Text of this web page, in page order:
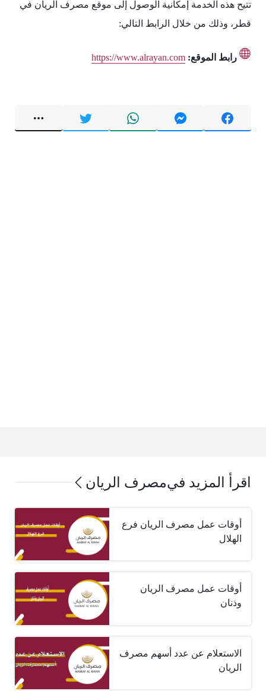
تتيح هذه الخدمة إمكانية الوصول إلى موقع مصرف الريان في
قطر، وذلك من خلال الرابط التالي:
رابط الموقع: https://www.alrayan.com
اقرأ المزيد فيمصرف الريان
أوقات عمل مصرف الريان فرع
الهلال
أوقات عمل مصرف الريان
وذنان
الاستعلام عن عدد أسهم مصرف
الريان